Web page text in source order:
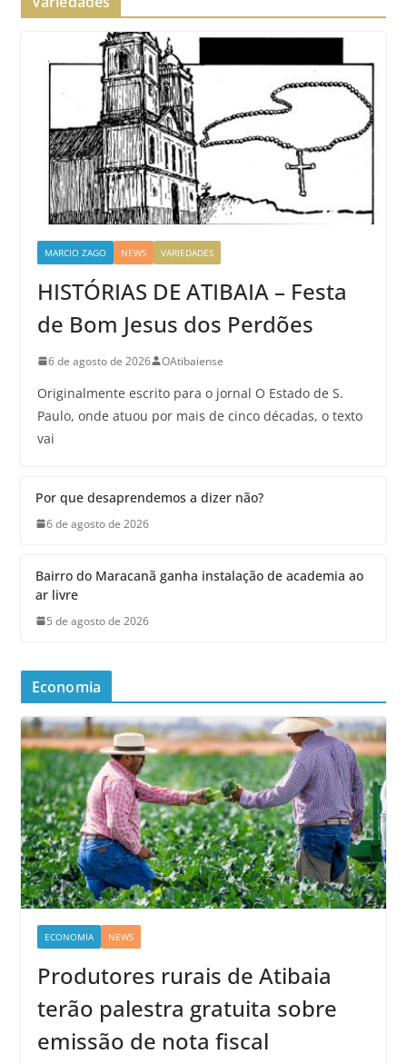
MARCIO ZAGO NEWS VARIEDADES
HISTÓRIAS DE ATIBAIA – Festa
de Bom Jesus dos Perdões
6 de agosto de 2026 OAtibaiense
Originalmente escrito para o jornal O Estado de S.
Paulo, onde atuou por mais de cinco décadas, o texto
vai
Por que desaprendemos a dizer não?
6 de agosto de 2026
Bairro do Maracanã ganha instalação de academia ao
ar livre
5 de agosto de 2026
Economia
ECONOMIA NEWS
Produtores rurais de Atibaia
terão palestra gratuita sobre
emissão de nota fiscal